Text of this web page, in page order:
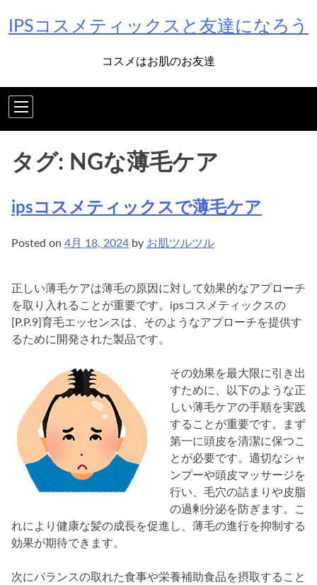
IPSコスメティックスと友達になろう
コスメはお肌のお友達
タグ: NGな薄毛ケア
ipsコスメティックスで薄毛ケア
Posted on 4月 18, 2024 by お肌ツルツル
正しい薄毛ケアは薄毛の原因に対して効果的なアプローチ
を取り入れることが重要です。ipsコスメティックスの
[P.P.9]育毛エッセンスは、そのようなアプローチを提供す
るために開発された製品です。
その効果を最大限に引き出
すために、以下のような正
しい薄毛ケアの手順を実践
することが重要です。まず
第一に頭皮を清潔に保つこ
とが必要です。適切なシャ
ンプーや頭皮マッサージを
行い、毛穴の詰まりや皮脂
の過剰分泌を防ぎます。こ
れにより健康な髪の成長を促進し、薄毛の進行を抑制する
効果が期待できます。
次にバランスの取れた食事や栄養補助食品を摂取すること